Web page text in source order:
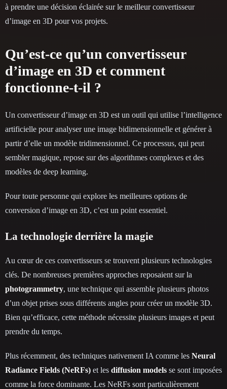
à prendre une décision éclairée sur le meilleur convertisseur
d’image en 3D pour vos projets.
Qu’est-ce qu’un convertisseur
d’image en 3D et comment
fonctionne-t-il ?
Un convertisseur d’image en 3D est un outil qui utilise l’intelligence
artificielle pour analyser une image bidimensionnelle et générer à
partir d’elle un modèle tridimensionnel. Ce processus, qui peut
sembler magique, repose sur des algorithmes complexes et des
modèles de deep learning.
Pour toute personne qui explore les meilleures options de
conversion d’image en 3D, c’est un point essentiel.
La technologie derrière la magie
Au cœur de ces convertisseurs se trouvent plusieurs technologies
clés. De nombreuses premières approches reposaient sur la
photogrammetry, une technique qui assemble plusieurs photos
d’un objet prises sous différents angles pour créer un modèle 3D.
Bien qu’efficace, cette méthode nécessite plusieurs images et peut
prendre du temps.
Plus récemment, des techniques nativement IA comme les Neural
Radiance Fields (NeRFs) et les diffusion models se sont imposées
comme la force dominante. Les NeRFs sont particulièrement